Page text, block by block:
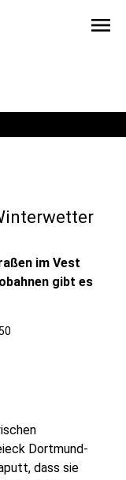
menu
im Vest
gibt es
Dortmund-
dass sie